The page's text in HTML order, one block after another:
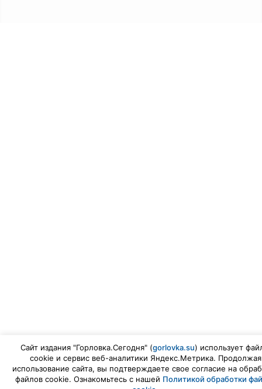
Сайт издания "Горловка.Сегодня" (gorlovka.su) использует
cookie и сервис веб-аналитики Яндекс.Метрика. Продолжая
использование сайта, вы подтверждаете свое согласие на
файлов cookie. Ознакомьтесь с нашей Политикой обработки